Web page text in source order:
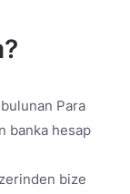
Para
banka hesap
bize